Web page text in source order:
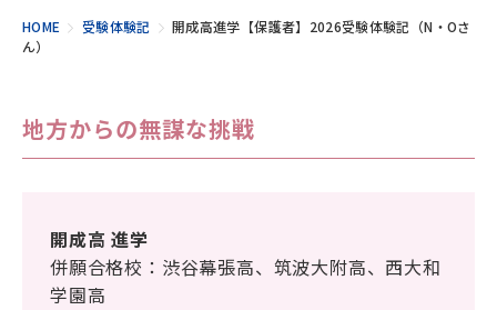
入室をご検討の方へ
説明会・講習・模試
海外生・帰国生
HOME 受験体験記
開成高進学【保護者】2026受験体験記（N・Oさ
ん）
地方からの無謀な挑戦
開成高 進学
併願合格校：渋谷幕張高、筑波大附高、西大和
学園高